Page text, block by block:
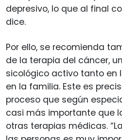
depresivo, lo que al final
dice.
Por ello, se recomienda
de la terapia del cáncer,
sicológico activo tanto en
en la familia. Este es
proceso que según
casi más importante que
otras terapias médicas.